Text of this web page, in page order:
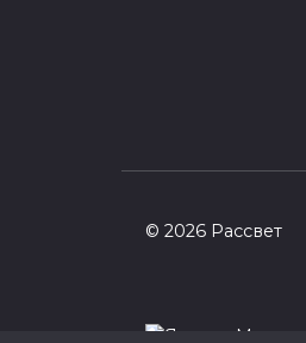
© 2026 Рассвет